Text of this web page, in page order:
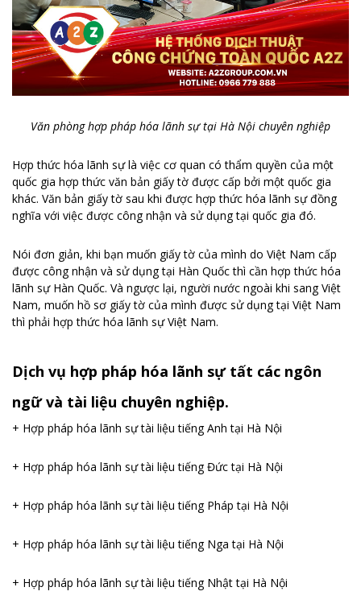
Văn phòng hợp pháp hóa lãnh sự tại Hà Nội chuyên nghiệp
Hợp thức hóa lãnh sự là việc cơ quan có thẩm quyền của một
quốc gia hợp thức văn bản giấy tờ được cấp bởi một quốc gia
khác. Văn bản giấy tờ sau khi được hợp thức hóa lãnh sự đồng
nghĩa với việc được công nhận và sử dụng tại quốc gia đó.
Nói đơn giản, khi bạn muốn giấy tờ của mình do Việt Nam cấp
được công nhận và sử dụng tại Hàn Quốc thì cần hợp thức hóa
lãnh sự Hàn Quốc. Và ngược lại, người nước ngoài khi sang Việt
Nam, muốn hồ sơ giấy tờ của mình được sử dụng tại Việt Nam
thì phải hợp thức hóa lãnh sự Việt Nam.
Dịch vụ hợp pháp hóa lãnh sự tất các ngôn
ngữ và tài liệu chuyên nghiệp.
+ Hợp pháp hóa lãnh sự tài liệu tiếng Anh tại Hà Nội
+ Hợp pháp hóa lãnh sự tài liệu tiếng Đức tại Hà Nội
+ Hợp pháp hóa lãnh sự tài liệu tiếng Pháp tại Hà Nội
+ Hợp pháp hóa lãnh sự tài liệu tiếng Nga tại Hà Nội
+ Hợp pháp hóa lãnh sự tài liệu tiếng Nhật tại Hà Nội